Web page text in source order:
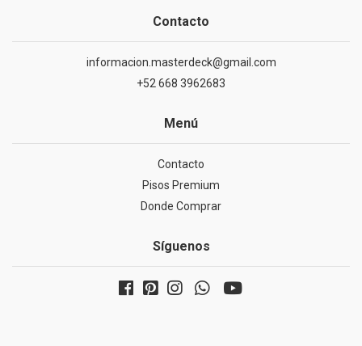
Contacto
informacion.masterdeck@gmail.com
+52 668 3962683
Menú
Contacto
Pisos Premium
Donde Comprar
Síguenos